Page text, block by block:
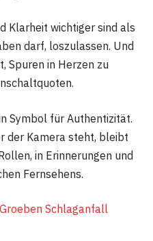
Klarheit wichtiger sind als
darf, loszulassen. Und
Spuren in Herzen zu
Symbol für Authentizität.
der Kamera steht, bleibt
in Erinnerungen und
Fernsehens.
Schlaganfall